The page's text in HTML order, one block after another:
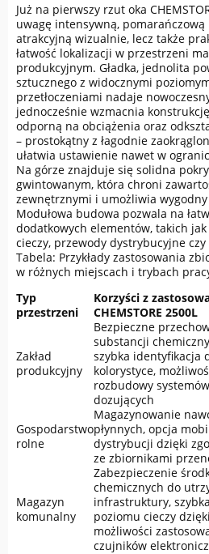
Już na pierwszy rzut oka
uwagę intensywną,
atrakcyjną wizualnie, lecz także
łatwość lokalizacji w przestrzeni
produkcyjnym. Gładka, jednolita
sztucznego z widocznymi
przetłoczeniami nadaje
jednocześnie wzmacnia
odporną na obciążenia oraz
– prostokątny z łagodnie
ułatwia ustawienie nawet w
Na górze znajduje się solidna
gwintowanym, która chroni
zewnętrznymi i umożliwia
Modułowa budowa pozwala na
dodatkowych elementów, takich
cieczy, przewody dystrybucyjne czy
Tabela: Przykłady zastosowania
w różnych miejscach i trybach
Typ
przestrzeni
Korzyści z
CHEMSTORE 2500L
Zakład
produkcyjny
Bezpieczne
substancji
szybka identyfikacja
kolorystyce,
rozbudowy systemów
dozujących
Gospodarstwo
rolne
Magazynowanie
płynnych, opcja
dystrybucji dzięki
ze zbiornikami
Magazyn
komunalny
Zabezpieczenie
chemicznych do
infrastruktury,
poziomu cieczy dzięki
możliwości
czujników